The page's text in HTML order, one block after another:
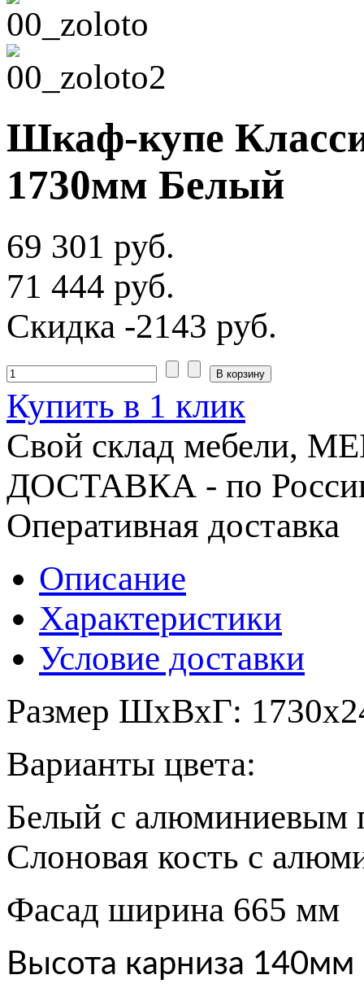
Шкаф-купе
1730мм Белый
69 301 руб.
71 444 руб.
Скидка -2143 руб.
Купить в 1 клик
Свой склад мебели,
ДОСТАВКА - по
Оперативная доставка
Описание
Характеристики
Условие доставки
Размер ШхВхГ:
Варианты цвета:
Белый с алюминиевым
Слоновая кость с
Фасад ширина 665 мм
Высота карниза 140мм